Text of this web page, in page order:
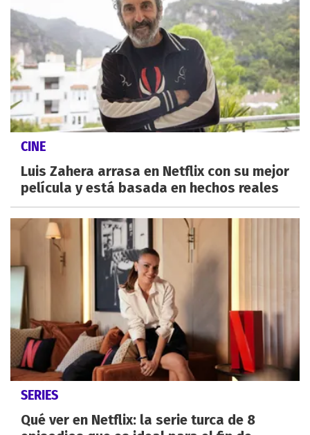
CINE
Luis Zahera arrasa en Netflix con su mejor
película y está basada en hechos reales
SERIES
Qué ver en Netflix: la serie turca de 8